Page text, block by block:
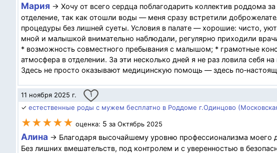
Мария → Хочу от всего сердца поблагодарить коллектив роддома
отделение, так как отошли воды — меня сразу встретили
процедуры без лишней суеты. Условия в палате — хорошие: чисто,
мной и малышкой внимательно наблюдали, регулярно приходили
* возможность совместного пребывания с малышом; * грамотные
атмосфера в отделении. За эти несколько дней я не раз ловила себя
Здесь не просто оказывают медицинскую помощь — здесь
11 ноября 2025 г. 1
✓ естественные роды с мужем бесплатно в Роддоме г.Одинцово
★★★★★ оценка: 5 за Октябрь 2025
Алина → Благодаря высочайшему уровню профессионализма
Без лишних вмешательств, под контролем и с уверенностью в